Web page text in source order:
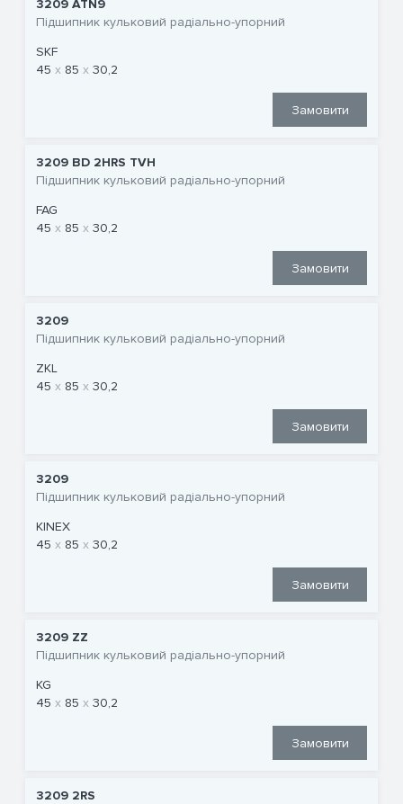
3209 ATN9
Підшипник кульковий радіально-упорний
SKF
45
85 30,2
Замовити
3209 BD 2HRS TVH
Підшипник кульковий радіально-упорний
FAG
45
85 30,2
Замовити
3209
Підшипник кульковий радіально-упорний
ZKL
45
85 30,2
Замовити
3209
Підшипник кульковий радіально-упорний
KINEX
45
85 30,2
Замовити
3209 ZZ
Підшипник кульковий радіально-упорний
KG
45
85 30,2
Замовити
3209 2RS